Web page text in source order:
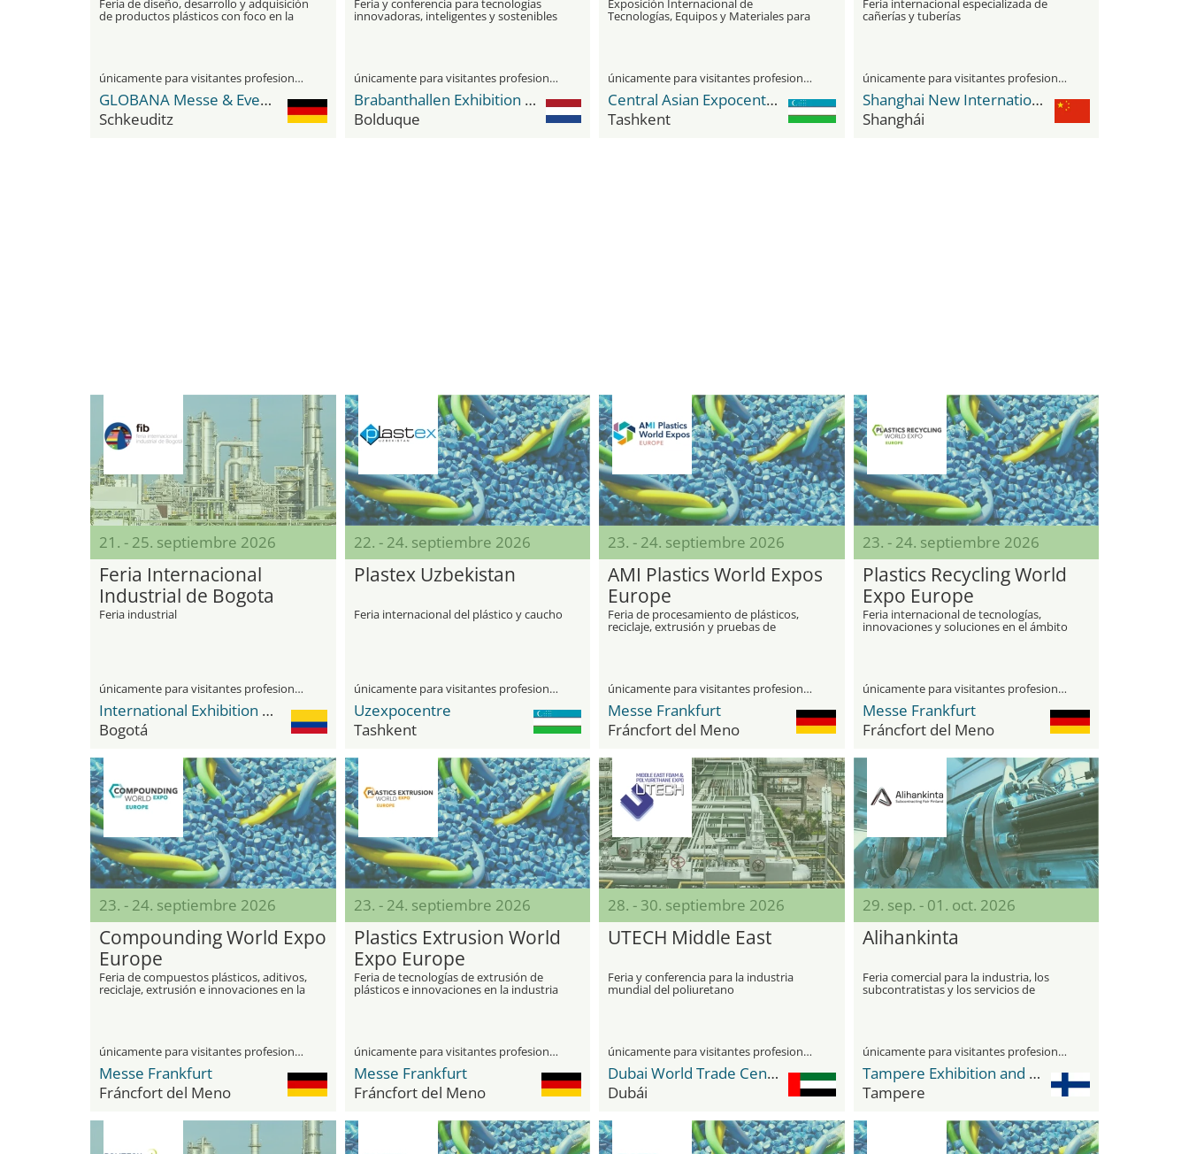
Feria de diseño, desarrollo y adquisición
de productos plásticos con foco en la
innovación y la sostenibilidad
únicamente para visitantes profesionales
GLOBANA Messe & Event Campus Leipzig / Halle
Schkeuditz
Feria y conferencia para tecnologías
innovadoras, inteligentes y sostenibles
en plásticos y caucho
únicamente para visitantes profesionales
Brabanthallen Exhibition Center
Bolduque
Exposición Internacional de
Tecnologías, Equipos y Materiales para
Procesamiento Químico
únicamente para visitantes profesionales
Central Asian Expocenter (CAEx)
Tashkent
Feria internacional especializada de
cañerías y tuberías
únicamente para visitantes profesionales
Shanghai New International Expo Center - SNIEC
Shanghái
21. - 25. septiembre 2026
Feria Internacional
Industrial de Bogota
Feria industrial
únicamente para visitantes profesionales
International Exhibition Center Corferias
Bogotá
22. - 24. septiembre 2026
Plastex Uzbekistan
Feria internacional del plástico y caucho
únicamente para visitantes profesionales
Uzexpocentre
Tashkent
23. - 24. septiembre 2026
AMI Plastics World Expos
Europe
Feria de procesamiento de plásticos,
reciclaje, extrusión y pruebas de
polímeros en Europa
únicamente para visitantes profesionales
Messe Frankfurt
Fráncfort del Meno
23. - 24. septiembre 2026
Plastics Recycling World
Expo Europe
Feria internacional de tecnologías,
innovaciones y soluciones en el ámbito
del reciclaje de plásticos
únicamente para visitantes profesionales
Messe Frankfurt
Fráncfort del Meno
23. - 24. septiembre 2026
Compounding World Expo
Europe
Feria de compuestos plásticos, aditivos,
reciclaje, extrusión e innovaciones en la
industria de polímeros.
únicamente para visitantes profesionales
Messe Frankfurt
Fráncfort del Meno
23. - 24. septiembre 2026
Plastics Extrusion World
Expo Europe
Feria de tecnologías de extrusión de
plásticos e innovaciones en la industria
europea del plástico
únicamente para visitantes profesionales
Messe Frankfurt
Fráncfort del Meno
28. - 30. septiembre 2026
UTECH Middle East
Feria y conferencia para la industria
mundial del poliuretano
únicamente para visitantes profesionales
Dubai World Trade Center DWTC
Dubái
29. sep. - 01. oct. 2026
Alihankinta
Feria comercial para la industria, los
subcontratistas y los servicios de
únicamente para visitantes profesionales
Tampere Exhibition and Sport Center
Tampere